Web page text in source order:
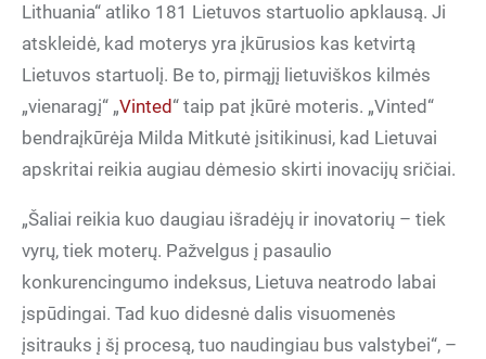
Lithuania“ atliko 181 Lietuvos startuolio apklausą. Ji
atskleidė, kad moterys yra įkūrusios kas ketvirtą
Lietuvos startuolį. Be to, pirmąjį lietuviškos kilmės
„vienaragį“ „Vinted “ taip pat įkūrė moteris. „Vinted“
bendraįkūrėja Milda Mitkutė įsitikinusi, kad Lietuvai
apskritai reikia augiau dėmesio skirti inovacijų sričiai.
„Šaliai reikia kuo daugiau išradėjų ir inovatorių – tiek
vyrų, tiek moterų. Pažvelgus į pasaulio
konkurencingumo indeksus, Lietuva neatrodo labai
įspūdingai. Tad kuo didesnė dalis visuomenės
įsitrauks į šį procesą, tuo naudingiau bus valstybei“, –